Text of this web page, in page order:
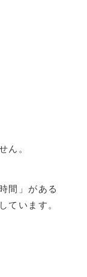
ん。
間」がある
ています。